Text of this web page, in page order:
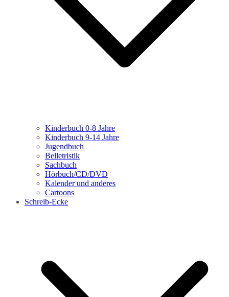
Kinderbuch 0-8 Jahre
Kinderbuch 9-14 Jahre
Jugendbuch
Belletristik
Sachbuch
Hörbuch/CD/DVD
Kalender und anderes
Cartoons
Schreib-Ecke